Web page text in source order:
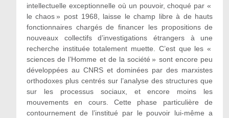
intellectuelle exceptionnelle où un pouvoir, choqué par «
le chaos » post 1968, laisse le champ libre à de hauts
fonctionnaires chargés de financer les propositions de
nouveaux collectifs d’investigations étrangers à une
recherche instituée totalement muette. C’est que les «
sciences de l’Homme et de la société » sont encore peu
développées au CNRS et dominées par des marxistes
orthodoxes plus centrés sur l’analyse des structures que
sur les processus sociaux, et encore moins les
mouvements en cours. Cette phase particulière de
contournement de l’institué par le pouvoir lui-même a